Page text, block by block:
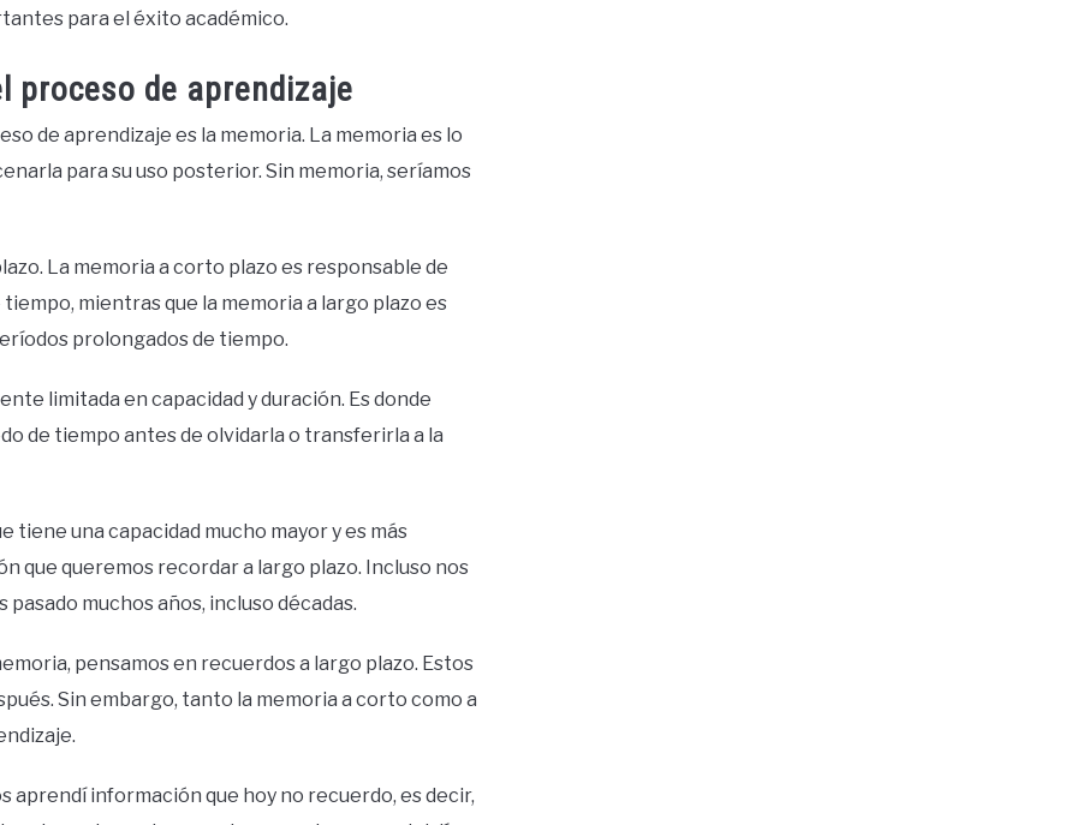
para el éxito académico.
proceso de aprendizaje
de aprendizaje es la memoria. La memoria es lo
para su uso posterior. Sin memoria, seríamos
La memoria a corto plazo es responsable de
mientras que la memoria a largo plazo es
prolongados de tiempo.
limitada en capacidad y duración. Es donde
de tiempo antes de olvidarla o transferirla a la
tiene una capacidad mucho mayor y es más
que queremos recordar a largo plazo. Incluso nos
muchos años, incluso décadas.
pensamos en recuerdos a largo plazo. Estos
Sin embargo, tanto la memoria a corto como a
aprendí información que hoy no recuerdo, es decir,